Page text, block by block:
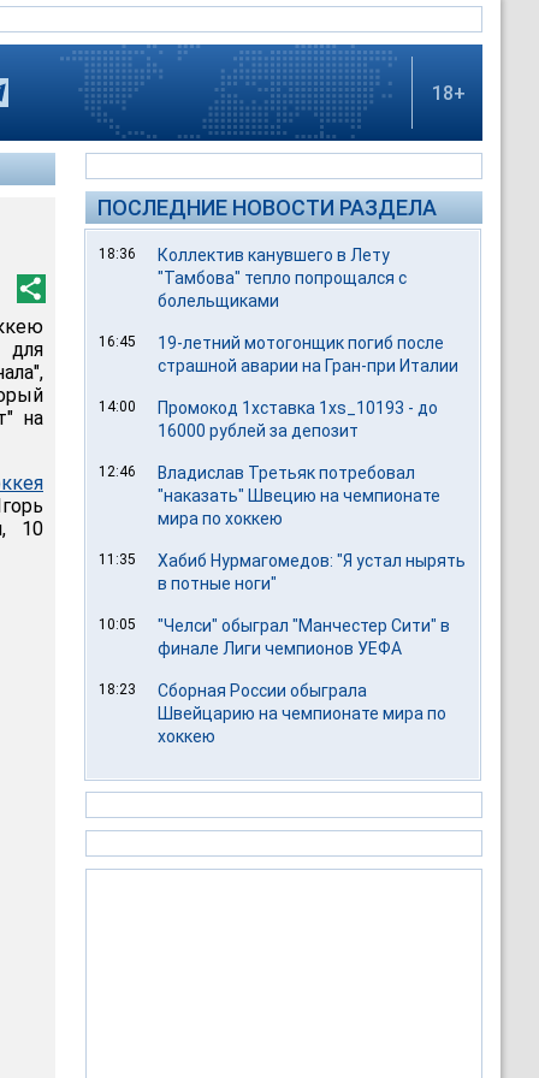
18+
для
на
10
ПОСЛЕДНИЕ НОВОСТИ РАЗДЕЛА
18:36
Коллектив канувшего в Лету
"Тамбова" тепло попрощался с
болельщиками
16:45
19-летний мотогонщик погиб после
страшной аварии на Гран-при Италии
14:00
Промокод 1хставка 1xs_10193 - до
16000 рублей за депозит
12:46
Владислав Третьяк потребовал
"наказать" Швецию на чемпионате
мира по хоккею
11:35
Хабиб Нурмагомедов: "Я устал нырять
в потные ноги"
10:05
"Челси" обыграл "Манчестер Сити" в
финале Лиги чемпионов УЕФА
18:23
Сборная России обыграла
Швейцарию на чемпионате мира по
хоккею